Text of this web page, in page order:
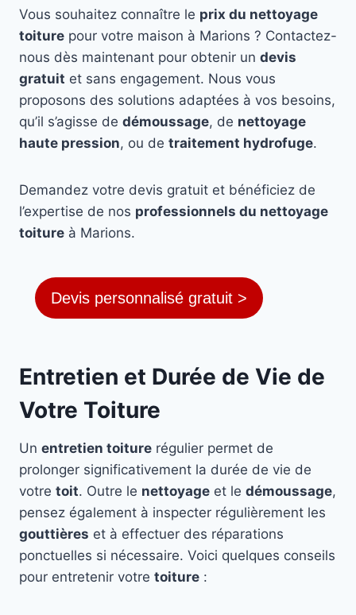
Vous souhaitez connaître le prix du nettoyage
toiture pour votre maison à Marions ? Contactez-
nous dès maintenant pour obtenir un devis
gratuit et sans engagement. Nous vous
proposons des solutions adaptées à vos besoins,
qu’il s’agisse de démoussage, de nettoyage
haute pression, ou de traitement hydrofuge.
Demandez votre devis gratuit et bénéficiez de
l’expertise de nos professionnels du nettoyage
toiture à Marions.
Devis personnalisé gratuit >
Entretien et Durée de Vie de
Votre Toiture
Un entretien toiture régulier permet de
prolonger significativement la durée de vie de
votre toit. Outre le nettoyage et le démoussage,
pensez également à inspecter régulièrement les
gouttières et à effectuer des réparations
ponctuelles si nécessaire. Voici quelques conseils
pour entretenir votre toiture :